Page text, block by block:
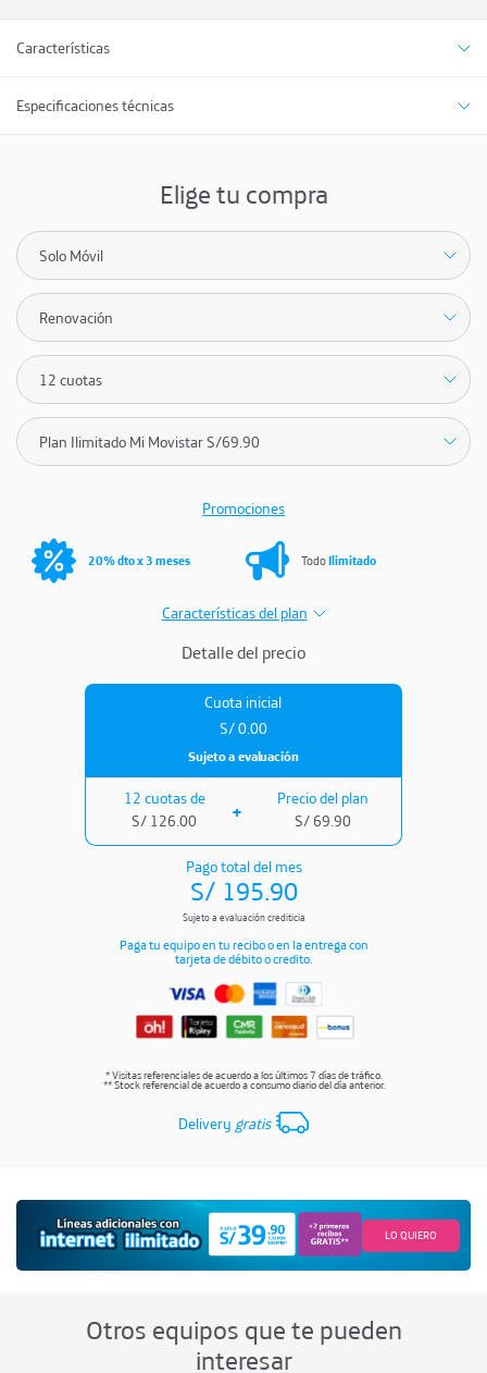
Características
Especificaciones técnicas
Elige tu compra
Promociones
20% dto x 3 meses TodoIlimitado
Características del plan
Detalle del precio
Cuota inicial
S/0.00
Sujeto a evaluación
12 cuotas de
S/ 126.00
Precio del plan
S/ 69.90
Pago total del mes
S/ 195.90
Sujeto a evaluación crediticia
Paga tu equipo en tu recibo o en la entrega con
tarjeta de débito o credito.
* Visitas referenciales de acuerdo a los últimos 7 días de tráfico.
** Stock referencial de acuerdo a consumo diario del día anterior.
Delivery gratis
LO QUIERO
Otros equipos que te pueden
interesar